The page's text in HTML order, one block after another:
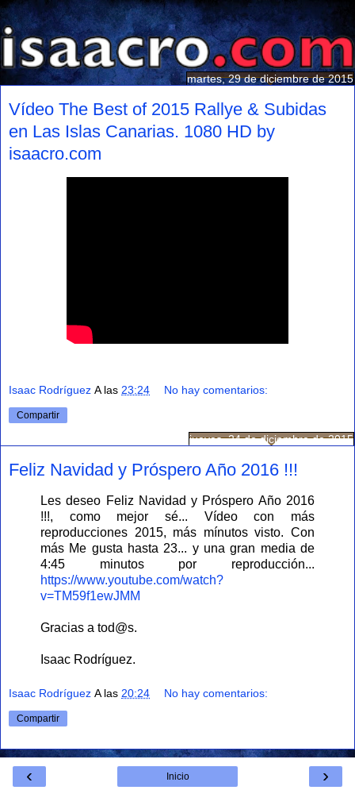
martes, 29 de diciembre de 2015
Vídeo The Best of 2015 Rallye & Subidas
en Las Islas Canarias. 1080 HD by
isaacro.com
Isaac Rodríguez A las 23:24 No hay comentarios:
Compartir
jueves, 24 de diciembre de 2015
Feliz Navidad y Próspero Año 2016 !!!
Les deseo Feliz Navidad y Próspero Año 2016
!!!, como mejor sé... Vídeo con más
reproducciones 2015, más mínutos visto. Con
más Me gusta hasta 23... y una gran media de
4:45 minutos por reproducción...
https://www.youtube.com/watch?
v=TM59f1ewJMM
Gracias a tod@s.
Isaac Rodríguez.
Isaac Rodríguez A las 20:24 No hay comentarios:
Compartir
‹ ›
Inicio